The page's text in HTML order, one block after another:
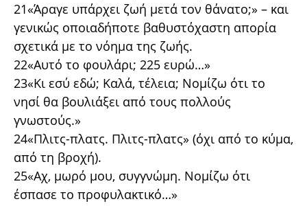
21«Άραγε υπάρχει ζωή μετά τον θάνατο;» – και
γενικώς οποιαδήποτε βαθυστόχαστη απορία
σχετικά με το νόημα της ζωής.
22«Αυτό το φουλάρι; 225 ευρώ…»
23«Κι εσύ εδώ; Καλά, τέλεια; Νομίζω ότι το
νησί θα βουλιάξει από τους πολλούς
γνωστούς.»
24«Πλιτς-πλατς. Πλιτς-πλατς» (όχι από το κύμα,
από τη βροχή).
25«Αχ, μωρό μου, συγγνώμη. Νομίζω ότι
έσπασε το προφυλακτικό…»